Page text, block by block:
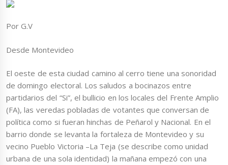
Por G.V
Desde Montevideo
El oeste de esta ciudad camino al cerro tiene una sonoridad
de domingo electoral. Los saludos a bocinazos entre
partidarios del “Si”, el bullicio en los locales del Frente Amplio
(FA), las veredas pobladas de votantes que conversan de
política como si fueran hinchas de Peñarol y Nacional. En el
barrio donde se levanta la fortaleza de Montevideo y su
vecino Pueblo Victoria –La Teja (se describe como unidad
urbana de una sola identidad) la mañana empezó con una